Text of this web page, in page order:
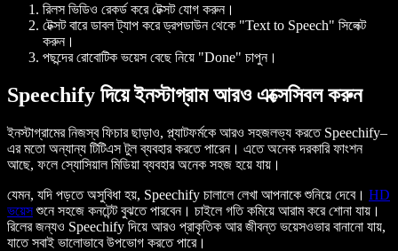
রিলস ভিডিও রেকর্ড করে টেক্সট যোগ করুন।
টেক্সট বারে ডাবল ট্যাপ করে ড্রপডাউন থেকে "Text to Speech" সিলেক্ট
করুন।
পছন্দের রোবোটিক ভয়েস বেছে নিয়ে "Done" চাপুন।
Speechify দিয়ে ইনস্টাগ্রাম আরও এক্সেসিবল করুন
ইনস্টাগ্রামের নিজস্ব ফিচার ছাড়াও, প্ল্যাটফর্মকে আরও সহজলভ্য করতে Speechify–
এর মতো অন্যান্য টিটিএস টুল ব্যবহার করতে পারেন। এতে অনেক দরকারি ফাংশন
আছে, ফলে স্যোসিয়াল মিডিয়া ব্যবহার অনেক সহজ হয়ে যায়।
যেমন, যদি পড়তে অসুবিধা হয়, Speechify চালালে লেখা আপনাকে শুনিয়ে দেবে। HD
ভয়েসশুনে সহজে কনটেন্ট বুঝতে পারবেন। চাইলে গতি কমিয়ে আরাম করে শোনা যায়।
রিলের জন্যও Speechify দিয়ে আরও প্রাকৃতিক আর জীবন্ত ভয়েসওভার বানানো যায়,
যাতে সবাই ভালোভাবে উপভোগ করতে পারে।